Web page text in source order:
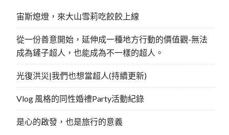
宙斯熄燈，來大山雪莉吃餃餃上線
從一份善意開始，延伸成一種地方行動的價值觀-無法
成為鏟子超人，也能成為不一樣的超人。
光復洪災|我們也想當超人(持續更新)
Vlog 風格的同性婚禮Party活動紀錄
是心的啟發，也是旅行的意義